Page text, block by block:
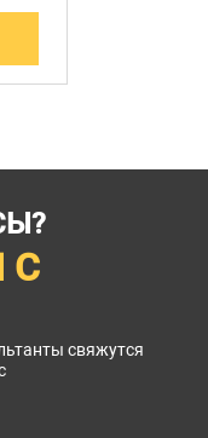
С
свяжутся